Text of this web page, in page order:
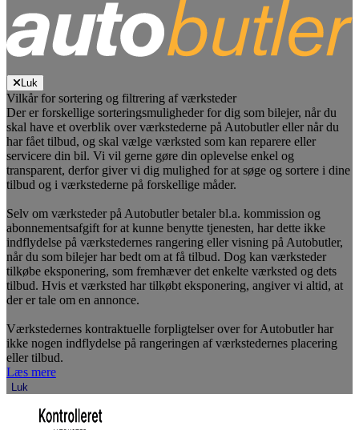
Luk
Vilkår for sortering og filtrering af værksteder
Der er forskellige sorteringsmuligheder for dig som bilejer, når du
skal have et overblik over værkstederne på Autobutler eller når du
har fået tilbud, og skal vælge værksted som kan reparere eller
servicere din bil. Vi vil gerne gøre din oplevelse enkel og
transparent, derfor giver vi dig mulighed for at søge og sortere i dine
tilbud og i værkstederne på forskellige måder.
Selv om værksteder på Autobutler betaler bl.a. kommission og
abonnementsafgift for at kunne benytte tjenesten, har dette ikke
indflydelse på værkstedernes rangering eller visning på Autobutler,
når du som bilejer har bedt om at få tilbud. Dog kan værksteder
tilkøbe eksponering, som fremhæver det enkelte værksted og dets
tilbud. Hvis et værksted har tilkøbt eksponering, angiver vi altid, at
der er tale om en annonce.
Værkstedernes kontraktuelle forpligtelser over for Autobutler har
ikke nogen indflydelse på rangeringen af værkstedernes placering
eller tilbud.
Læs mere
Luk